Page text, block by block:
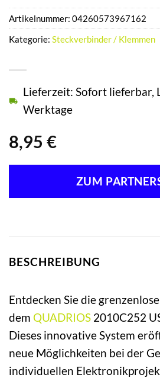
8,95 €
Lieferzeit: Sofort lieferbar,
Werktage
ZUM
Artikelnummer: 04260573967162
Kategorie: Steckverbinder / Klemmen
BESCHREIBUNG
Entdecken Sie die
dem QUADRIOS 2010C252
Dieses innovative System
neue Möglichkeiten bei der
individuellen